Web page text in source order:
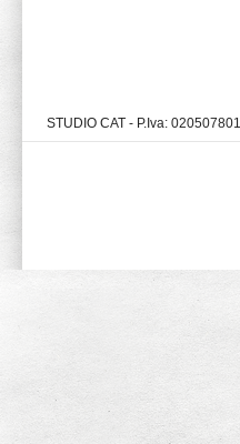
STUDIO CAT - P.Iva: